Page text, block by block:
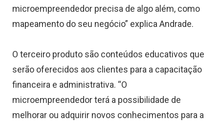
microempreendedor precisa de algo além, como
mapeamento do seu negócio” explica Andrade.
O terceiro produto são conteúdos educativos que
serão oferecidos aos clientes para a capacitação
financeira e administrativa. “O
microempreendedor terá a possibilidade de
melhorar ou adquirir novos conhecimentos para a